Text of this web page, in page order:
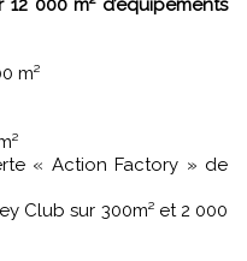
000 m² d’équipements
m²
« Action Factory » de
Club sur 300m² et 2 000